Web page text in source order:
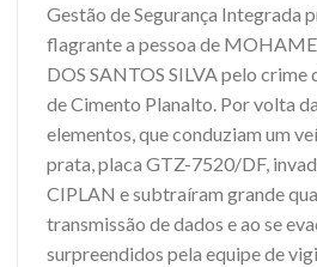
Gestão de Segurança Integrada
flagrante a pessoa de
DOS SANTOS SILVA pelo crime
de Cimento Planalto. Por volta
elementos, que conduziam um
prata, placa GTZ-7520/DF,
CIPLAN e subtraíram grande
transmissão de dados e ao se
surpreendidos pela equipe de